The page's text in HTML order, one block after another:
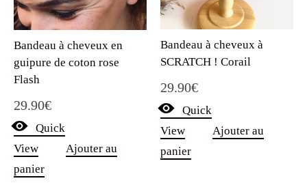
Bandeau à cheveux en
guipure de coton rose
Flash
29.90€
Quick
View
Ajouter au
panier
Bandeau à cheveux à
SCRATCH ! Corail
29.90€
Quick
View
Ajouter au
panier